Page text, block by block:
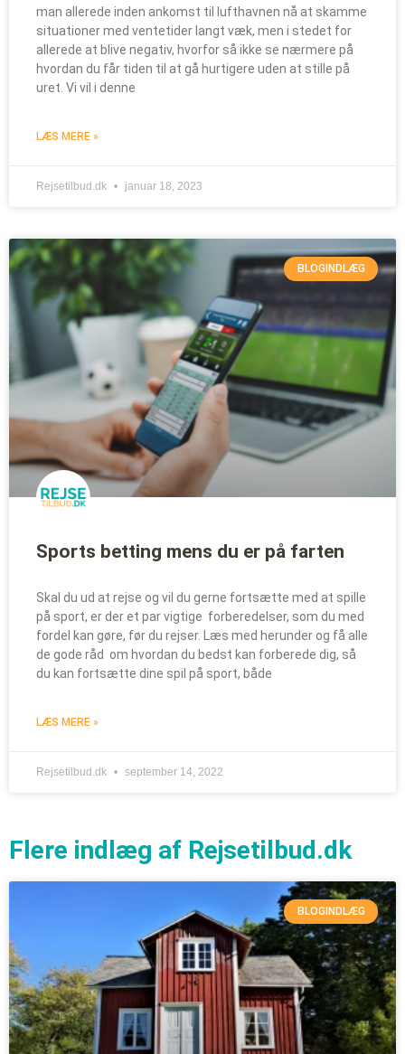
man allerede inden ankomst til lufthavnen nå at skamme
situationer med ventetider langt væk, men i stedet for
allerede at blive negativ, hvorfor så ikke se nærmere på
hvordan du får tiden til at gå hurtigere uden at stille på
uret. Vi vil i denne
LÆS MERE »
Rejsetilbud.dk januar 18, 2023
BLOGINDLÆG
Sports betting mens du er på farten
Skal du ud at rejse og vil du gerne fortsætte med at spille
på sport, er der et par vigtige forberedelser, som du med
fordel kan gøre, før du rejser. Læs med herunder og få alle
de gode råd om hvordan du bedst kan forberede dig, så
du kan fortsætte dine spil på sport, både
LÆS MERE »
Rejsetilbud.dk september 14, 2022
Flere indlæg af Rejsetilbud.dk
BLOGINDLÆG